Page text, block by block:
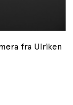
fra Ulriken